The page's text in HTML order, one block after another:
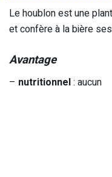
Le houblon est une
et confère à la bière
Avantage
– nutritionnel: aucun